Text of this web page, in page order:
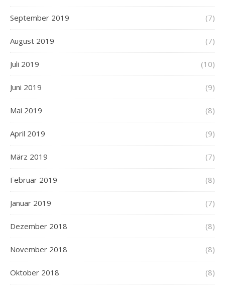
September 2019 (7)
August 2019 (7)
Juli 2019 (10)
Juni 2019 (9)
Mai 2019 (8)
April 2019 (9)
März 2019 (7)
Februar 2019 (8)
Januar 2019 (7)
Dezember 2018 (8)
November 2018 (8)
Oktober 2018 (8)